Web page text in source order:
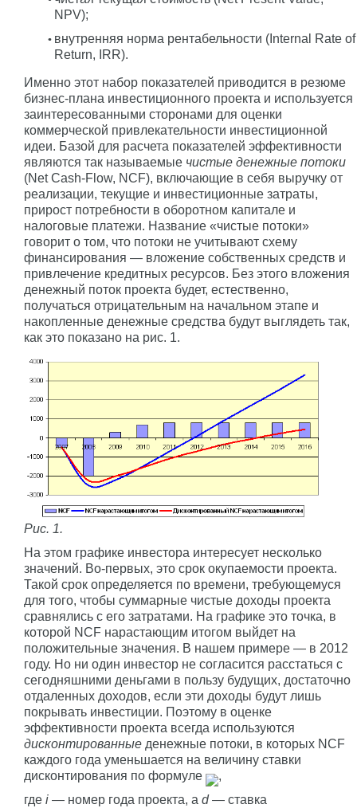
NPV);
внутренняя норма рентабельности (Internal Rate of
Return, IRR).
Именно этот набор показателей приводится в резюме
бизнес-плана инвестиционного проекта и используется
заинтересованными сторонами для оценки
коммерческой привлекательности инвестиционной
идеи. Базой для расчета показателей эффективности
являются так называемые чистые денежные потоки
(Net Cash-Flow, NCF), включающие в себя выручку от
реализации, текущие и инвестиционные затраты,
прирост потребности в оборотном капитале и
налоговые платежи. Название «чистые потоки»
говорит о том, что потоки не учитывают схему
финансирования — вложение собственных средств и
привлечение кредитных ресурсов. Без этого вложения
денежный поток проекта будет, естественно,
получаться отрицательным на начальном этапе и
накопленные денежные средства будут выглядеть так,
как это показано на рис. 1.
Рис. 1.
На этом графике инвестора интересует несколько
значений. Во-первых, это срок окупаемости проекта.
Такой срок определяется по времени, требующемуся
для того, чтобы суммарные чистые доходы проекта
сравнялись с его затратами. На графике это точка, в
которой NCF нарастающим итогом выйдет на
положительные значения. В нашем примере — в 2012
году. Но ни один инвестор не согласится расстаться с
сегодняшними деньгами в пользу будущих, достаточно
отдаленных доходов, если эти доходы будут лишь
покрывать инвестиции. Поэтому в оценке
эффективности проекта всегда используются
дисконтированные денежные потоки, в которых NCF
каждого года уменьшается на величину ставки
дисконтирования по формуле
,
где i — номер года проекта, а d— ставка